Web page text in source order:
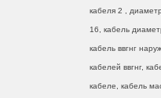
кабеля 2 ,
16, кабель
кабель ввгнг
кабелей ввгнг,
кабеле, кабель